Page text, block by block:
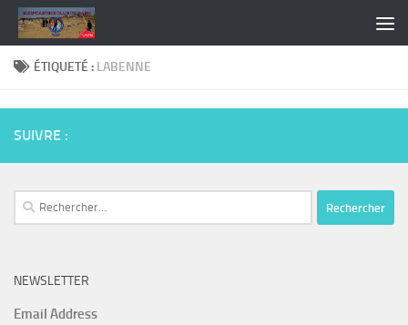
Skip to content
ÉTIQUETÉ : LABENNE
SUIVRE :
Rechercher :
NEWSLETTER
Email Address